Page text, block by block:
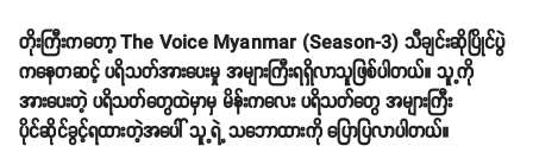
တိုးကြီးကတော့ The Voice Myanmar (Season-3) သီချင်းဆိုပြိုင်ပွဲ
ကနေတဆင့် ပရိသတ်အားပေးမှု အများကြီးရရှိလာသူဖြစ်ပါတယ်။ သူ့ကို
အားပေးတဲ့ ပရိသတ်တွေထဲမှာမှ မိန်းကလေး ပရိသတ်တွေ အများကြီး
ပိုင်ဆိုင်ခွင့်ရထားတဲ့အပေါ် သူ့ရဲ့ သဘောထားကို ပြောပြလာပါတယ်။